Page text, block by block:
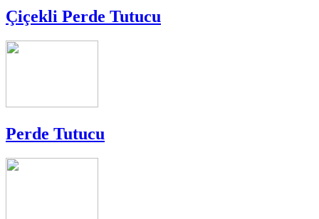
Çiçekli Perde Tutucu
Perde Tutucu